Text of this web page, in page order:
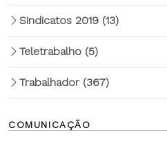
Sindicatos 2019 (13)
Teletrabalho (5)
Trabalhador (367)
COMUNICAÇÃO